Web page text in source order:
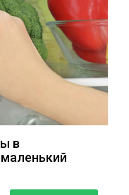
в